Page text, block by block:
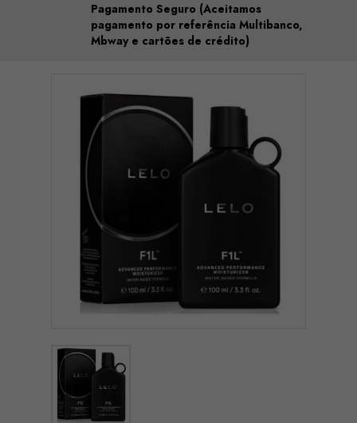
Pagamento Seguro (Aceitamos
pagamento por referência Multibanco,
Mbway e cartões de crédito)